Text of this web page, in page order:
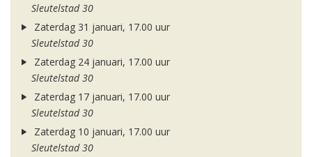
Sleutelstad 30
Zaterdag 31 januari, 17.00 uur
Sleutelstad 30
Zaterdag 24 januari, 17.00 uur
Sleutelstad 30
Zaterdag 17 januari, 17.00 uur
Sleutelstad 30
Zaterdag 10 januari, 17.00 uur
Sleutelstad 30